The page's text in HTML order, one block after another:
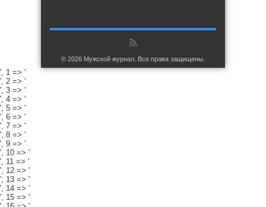
© 2026 Мужской журнал. Все права защищены.
', 1 => '
', 2 => '
', 3 => '
', 4 => '
', 5 => '
', 6 => '
', 7 => '
', 8 => '
', 9 => '
', 10 => '
', 11 => '
', 12 => '
', 13 => '
', 14 => '
', 15 => '